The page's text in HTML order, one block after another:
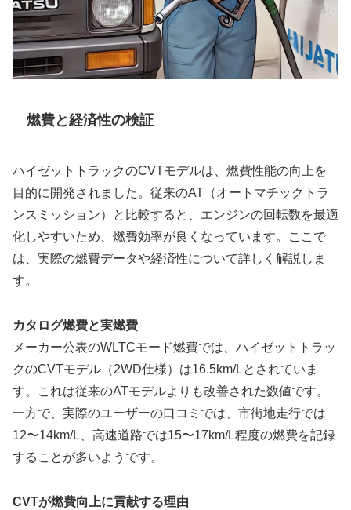
燃費と経済性の検証
ハイゼットトラックのCVTモデルは、燃費性能の向上を
目的に開発されました。従来のAT（オートマチックトラ
ンスミッション）と比較すると、エンジンの回転数を最適
化しやすいため、燃費効率が良くなっています。ここで
は、実際の燃費データや経済性について詳しく解説しま
す。
カタログ燃費と実燃費
メーカー公表のWLTCモード燃費では、ハイゼットトラッ
クのCVTモデル（2WD仕様）は16.5km/Lとされていま
す。これは従来のATモデルよりも改善された数値です。
一方で、実際のユーザーの口コミでは、市街地走行では
12〜14km/L、高速道路では15〜17km/L程度の燃費を記録
することが多いようです。
CVTが燃費向上に貢献する理由